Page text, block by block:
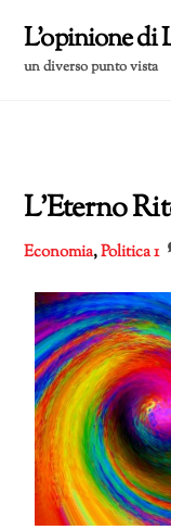
content
L'opinione di
un diverso punto vista
L’Eterno
Economia,Politica1